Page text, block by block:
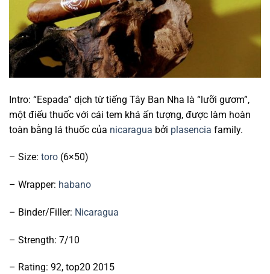
Intro: “Espada” dịch từ tiếng Tây Ban Nha là “lưỡi gươm”,
một điếu thuốc với cái tem khá ấn tượng, được làm hoàn
toàn bằng lá thuốc của nicaragua bởi plasencia family.
– Size: toro (6×50)
– Wrapper: habano
– Binder/Filler: Nicaragua
– Strength: 7/10
– Rating: 92, top20 2015